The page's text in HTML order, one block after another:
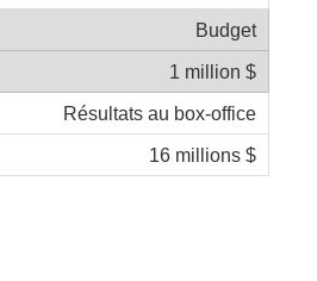
Budget
1 million $
Résultats au box-office
16 millions $